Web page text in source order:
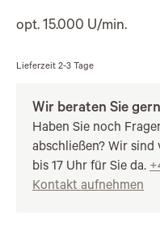
opt. 15.000 U/min.
Lieferzeit 2-3 Tage
Wir beraten Sie
Haben Sie noch
abschließen? Wir
bis 17 Uhr für Sie da.
Kontakt aufnehmen